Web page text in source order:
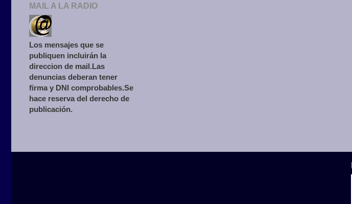
MAIL A LA RADIO
Los mensajes que se
publiquen incluirán la
direccion de mail.Las
denuncias deberan tener
firma y DNI comprobables.Se
hace reserva del derecho de
publicación.